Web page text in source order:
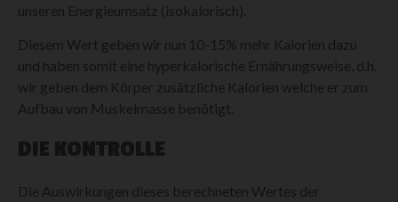
unseren Energieumsatz (isokalorisch).
Diesem Wert geben wir nun 10-15% mehr Kalorien dazu
und haben somit eine hyperkalorische Ernährungsweise, d.h.
wir geben dem Körper zusätzliche Kalorien welche er zum
Aufbau von Muskelmasse benötigt.
DIE KONTROLLE
Die Auswirkungen dieses berechneten Wertes der